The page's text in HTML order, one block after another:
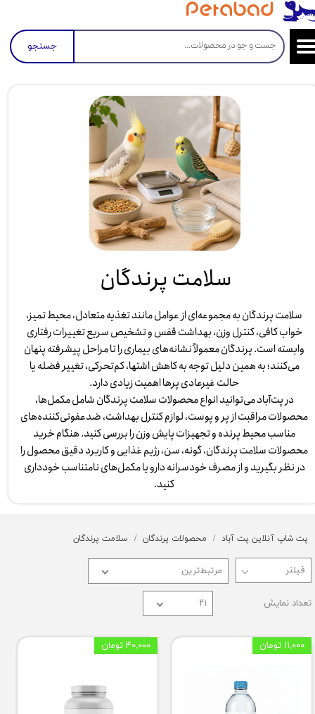
جستجو
سلامت پرندگان
سلامت پرندگان به مجموعه‌ای از عوامل مانند تغذیه متعادل، محیط تمیز،
خواب کافی، کنترل وزن، بهداشت قفس و تشخیص سریع تغییرات رفتاری
وابسته است. پرندگان معمولاً نشانه‌های بیماری را تا مراحل پیشرفته پنهان
می‌کنند؛ به همین دلیل توجه به کاهش اشتها، کم‌تحرکی، تغییر فضله یا
حالت غیرعادی پرها اهمیت زیادی دارد.
در پت‌آباد می‌توانید انواع محصولات سلامت پرندگان شامل مکمل‌ها،
محصولات مراقبت از پر و پوست، لوازم کنترل بهداشت، ضدعفونی‌کننده‌های
مناسب محیط پرنده و تجهیزات پایش وزن را بررسی کنید. هنگام خرید
محصولات سلامت پرندگان، گونه، سن، رژیم غذایی و کاربرد دقیق محصول را
در نظر بگیرید و از مصرف خودسرانه دارو یا مکمل‌های نامتناسب خودداری
کنید.
پت شاپ آنلاین پت آباد محصولات پرندگان سلامت پرندگان
مرتبط‌ترین
تعداد نمایش ۲۱
۱۱,۰۰۰ تومان ۴۰,۰۰۰ تومان